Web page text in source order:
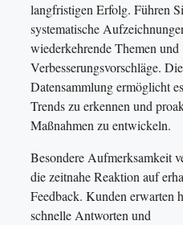
langfristigen Erfolg. Führen
systematische
wiederkehrende Themen und
Verbesserungsvorschläge.
Datensammlung ermöglicht
Trends zu erkennen und
Maßnahmen zu entwickeln.
Besondere Aufmerksamkeit
die zeitnahe Reaktion auf
Feedback. Kunden erwarten
schnelle Antworten und